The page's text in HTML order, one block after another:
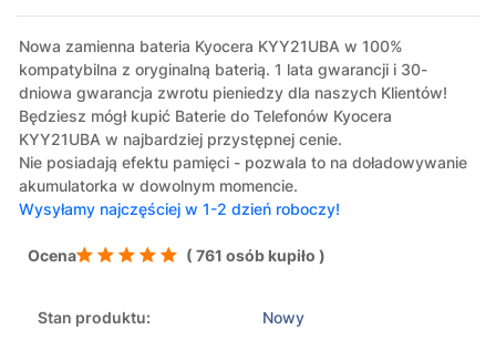
Nowa zamienna bateria Kyocera KYY21UBA w 100%
kompatybilna z oryginalną baterią. 1 lata gwarancji i 30-
dniowa gwarancja zwrotu pieniedzy dla naszych Klientów!
Będziesz mógł kupić Baterie do Telefonów Kyocera
KYY21UBA w najbardziej przystępnej cenie.
Nie posiadają efektu pamięci - pozwala to na doładowywanie
akumulatorka w dowolnym momencie.
Wysyłamy najczęściej w 1-2 dzień roboczy!
Ocena ( 761 osób kupiło )
Stan produktu: Nowy